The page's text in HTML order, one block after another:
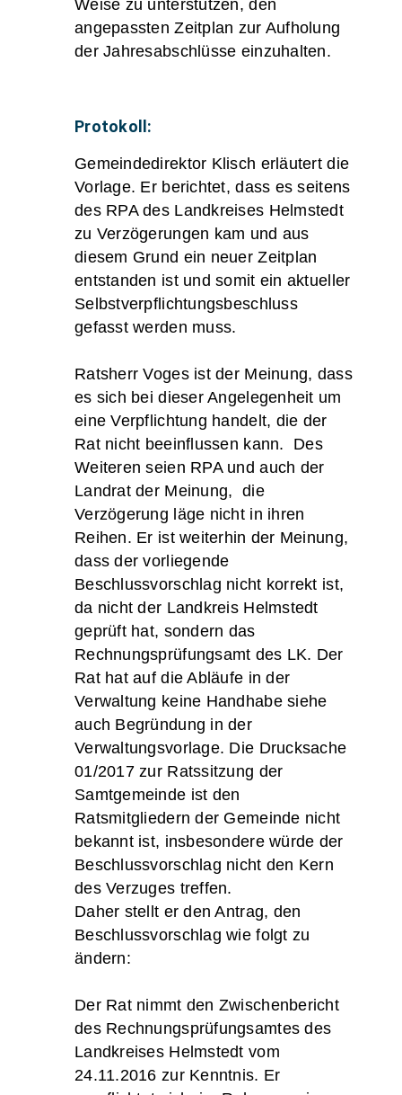
Weise zu unterstützen, den
angepassten Zeitplan zur Aufholung
der Jahresabschlüsse einzuhalten.
Protokoll:
Gemeindedirektor Klisch erläutert die
Vorlage. Er berichtet, dass es seitens
des RPA des Landkreises Helmstedt
zu Verzögerungen kam und aus
diesem Grund ein neuer Zeitplan
entstanden ist und somit ein aktueller
Selbstverpflichtungsbeschluss
gefasst werden muss.
Ratsherr Voges ist der Meinung, dass
es sich bei dieser Angelegenheit um
eine Verpflichtung handelt, die der
Rat nicht beeinflussen kann. Des
Weiteren seien RPA und auch der
Landrat der Meinung, die
Verzögerung läge nicht in ihren
Reihen. Er ist weiterhin der Meinung,
dass der vorliegende
Beschlussvorschlag nicht korrekt ist,
da nicht der Landkreis Helmstedt
geprüft hat, sondern das
Rechnungsprüfungsamt des LK. Der
Rat hat auf die Abläufe in der
Verwaltung keine Handhabe siehe
auch Begründung in der
Verwaltungsvorlage. Die Drucksache
01/2017 zur Ratssitzung der
Samtgemeinde ist den
Ratsmitgliedern der Gemeinde nicht
bekannt ist, insbesondere würde der
Beschlussvorschlag nicht den Kern
des Verzuges treffen.
Daher stellt er den Antrag, den
Beschlussvorschlag wie folgt zu
ändern:
Der Rat nimmt den Zwischenbericht
des Rechnungsprüfungsamtes des
Landkreises Helmstedt vom
24.11.2016 zur Kenntnis. Er